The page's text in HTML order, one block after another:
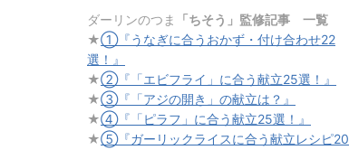
ダーリンのつま
「ちそう」監修記事 一覧
★①『うなぎに合うおかず・付け合わせ22
選！』
★②『「エビフライ」に合う献立25選！』
★③『「アジの開き」の献立は？』
★④『「ピラフ」に合う献立25選！』
★⑤『ガーリックライスに合う献立レシピ20